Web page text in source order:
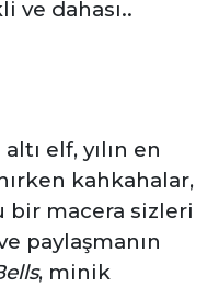
ve dahası..
elf, yılın en
kahkahalar,
bir macera sizleri
paylaşmanın
, minik